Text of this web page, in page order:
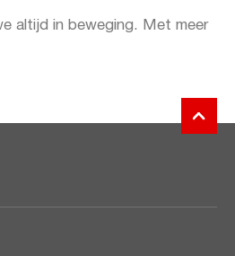
altijd in beweging. Met meer